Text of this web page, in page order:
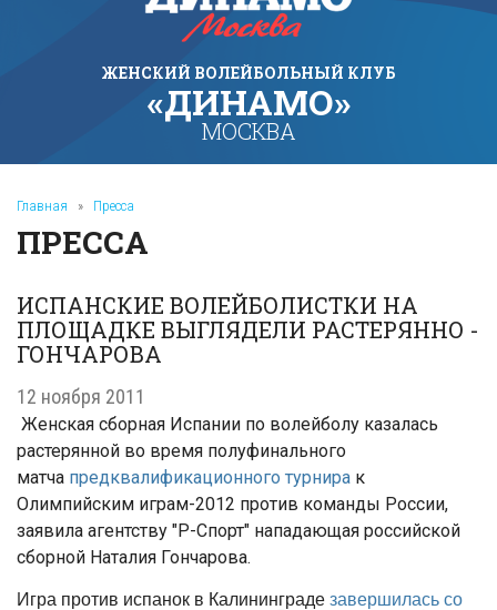
ЖЕНСКИЙ ВОЛЕЙБОЛЬНЫЙ КЛУБ
«ДИНАМО»
МОСКВА
Главная » Пресса
ПРЕССА
ИСПАНСКИЕ ВОЛЕЙБОЛИСТКИ НА
ПЛОЩАДКЕ ВЫГЛЯДЕЛИ РАСТЕРЯННО -
ГОНЧАРОВА
12 ноября 2011
Женская сборная Испании по волейболу казалась
растерянной во время полуфинального
матча предквалификационного турнира к
Олимпийским играм-2012 против команды России,
заявила агентству "Р-Спорт" нападающая российской
сборной Наталия Гончарова.
Игра против испанок в Калининграде завершилась со